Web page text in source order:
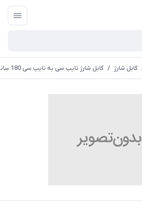
کابل شارژ / کابل شارژ تایپ سی به تایپ سی 180 سانتیمتر برند انکر | A81E2